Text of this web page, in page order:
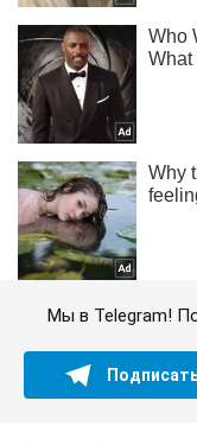
Мы в Telegram!